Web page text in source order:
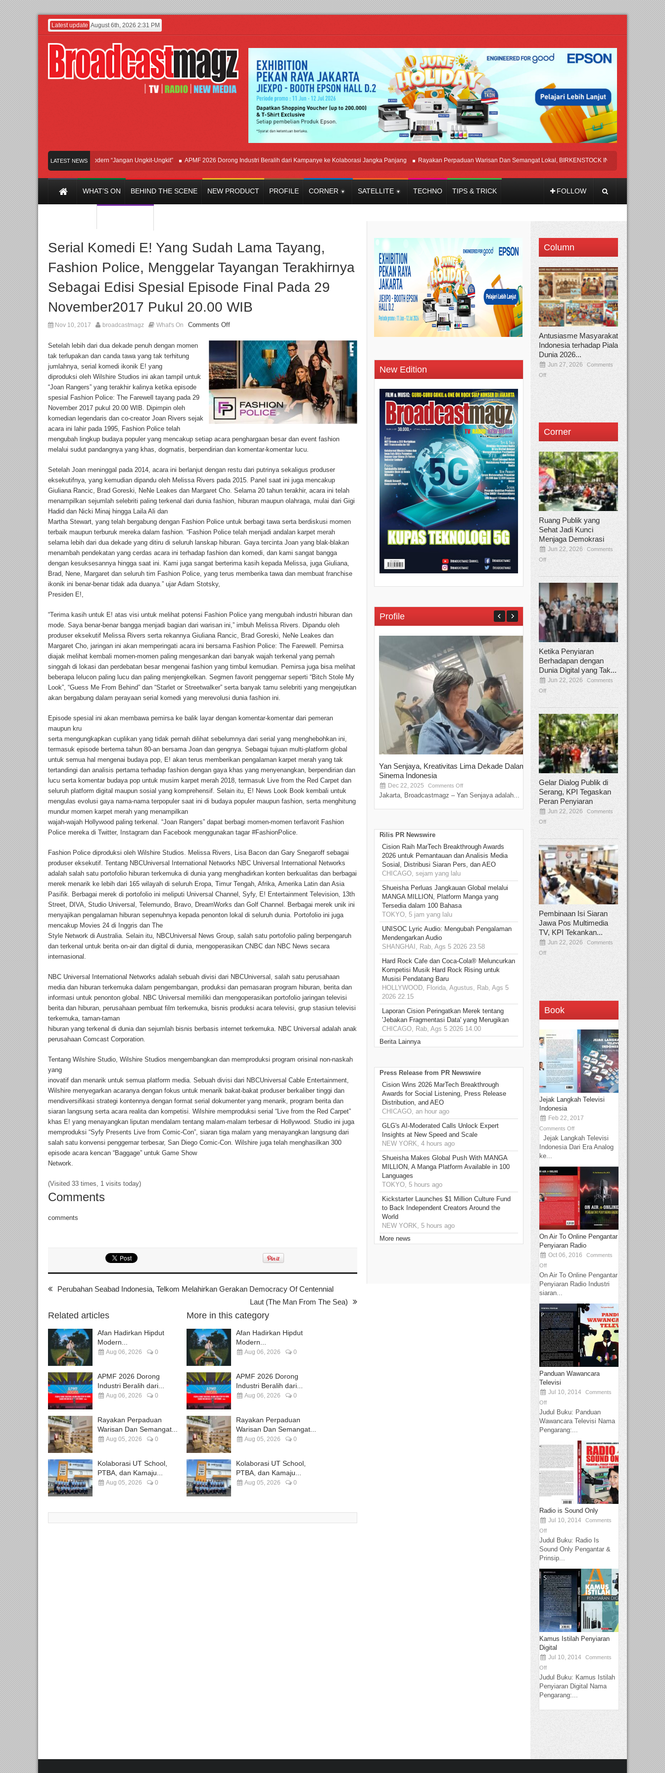
Latest update August 6th, 2026 2:31 PM
LATEST NEWS
Afan Hadirkan Hipdut Modern “Jangan Ungkit-Ungkit” APMF 2026 Dorong Industri Beralih dari Kampanye ke Kolaborasi Jangka Panjang Rayakan Perpaduan Warisan Dan Semangat Lokal, BIRKENSTOCK INDONESIA Membuka Took
WHAT’S ON BEHIND THE SCENE NEW PRODUCT PROFILE CORNER SATELLITE TECHNO TIPS & TRICK FOLLOW
Serial Komedi E! Yang Sudah Lama Tayang,
Fashion Police, Menggelar Tayangan Terakhirnya
Sebagai Edisi Spesial Episode Final Pada 29
November2017 Pukul 20.00 WIB
Nov 10, 2017 broadcastmagz What's On Comments Off
Setelah lebih dari dua dekade penuh dengan momen
tak terlupakan dan canda tawa yang tak terhitung
jumlahnya, serial komedi ikonik E! yang
diproduksi oleh Wilshire Studios ini akan tampil untuk
“Joan Rangers” yang terakhir kalinya ketika episode
spesial Fashion Police: The Farewell tayang pada 29
November 2017 pukul 20.00 WIB. Dipimpin oleh
komedian legendaris dan co-creator Joan Rivers sejak
acara ini lahir pada 1995, Fashion Police telah
mengubah lingkup budaya populer yang mencakup setiap acara penghargaan besar dan event fashion
melalui sudut pandangnya yang khas, dogmatis, berpendirian dan komentar-komentar lucu.
Setelah Joan meninggal pada 2014, acara ini berlanjut dengan restu dari putrinya sekaligus produser
eksekutifnya, yang kemudian dipandu oleh Melissa Rivers pada 2015. Panel saat ini juga mencakup
Giuliana Rancic, Brad Goreski, NeNe Leakes dan Margaret Cho. Selama 20 tahun terakhir, acara ini telah
menampilkan sejumlah selebriti paling terkenal dari dunia fashion, hiburan maupun olahraga, mulai dari Gigi
Hadid dan Nicki Minaj hingga Laila Ali dan
Martha Stewart, yang telah bergabung dengan Fashion Police untuk berbagi tawa serta berdiskusi momen
terbaik maupun terburuk mereka dalam fashion. “Fashion Police telah menjadi andalan karpet merah
selama lebih dari dua dekade yang ditiru di seluruh lanskap hiburan. Gaya tercinta Joan yang blak-blakan
menambah pendekatan yang cerdas acara ini terhadap fashion dan komedi, dan kami sangat bangga
dengan kesuksesannya hingga saat ini. Kami juga sangat berterima kasih kepada Melissa, juga Giuliana,
Brad, Nene, Margaret dan seluruh tim Fashion Police, yang terus memberika tawa dan membuat franchise
ikonik ini benar-benar tidak ada duanya.” ujar Adam Stotsky,
Presiden E!,
“Terima kasih untuk E! atas visi untuk melihat potensi Fashion Police yang mengubah industri hiburan dan
mode. Saya benar-benar bangga menjadi bagian dari warisan ini,” imbuh Melissa Rivers. Dipandu oleh
produser eksekutif Melissa Rivers serta rekannya Giuliana Rancic, Brad Goreski, NeNe Leakes dan
Margaret Cho, jaringan ini akan memperingati acara ini bersama Fashion Police: The Farewell. Pemirsa
diajak melihat kembali momen-momen paling mengesankan dari banyak wajah terkenal yang pernah
singgah di lokasi dan perdebatan besar mengenai fashion yang timbul kemudian. Pemirsa juga bisa melihat
beberapa lelucon paling lucu dan paling menjengkelkan. Segmen favorit penggemar seperti “Bitch Stole My
Look”, “Guess Me From Behind” dan “Starlet or Streetwalker” serta banyak tamu selebriti yang mengejutkan
akan bergabung dalam perayaan serial komedi yang merevolusi dunia fashion ini.
Episode spesial ini akan membawa pemirsa ke balik layar dengan komentar-komentar dari pemeran
maupun kru
serta mengungkapkan cuplikan yang tidak pernah dilihat sebelumnya dari serial yang menghebohkan ini,
termasuk episode bertema tahun 80-an bersama Joan dan gengnya. Sebagai tujuan multi-platform global
untuk semua hal mengenai budaya pop, E! akan terus memberikan pengalaman karpet merah yang tak
tertandingi dan analisis pertama terhadap fashion dengan gaya khas yang menyenangkan, berpendirian dan
lucu serta komentar budaya pop untuk musim karpet merah 2018, termasuk Live from the Red Carpet dan
seluruh platform digital maupun sosial yang komprehensif. Selain itu, E! News Look Book kembali untuk
mengulas evolusi gaya nama-nama terpopuler saat ini di budaya populer maupun fashion, serta menghitung
mundur momen karpet merah yang menampilkan
wajah-wajah Hollywood paling terkenal. “Joan Rangers” dapat berbagi momen-momen terfavorit Fashion
Police mereka di Twitter, Instagram dan Facebook menggunakan tagar #FashionPolice.
Fashion Police diproduksi oleh Wilshire Studios. Melissa Rivers, Lisa Bacon dan Gary Snegaroff sebagai
produser eksekutif. Tentang NBCUniversal International Networks NBC Universal International Networks
adalah salah satu portofolio hiburan terkemuka di dunia yang menghadirkan konten berkualitas dan berbagai
merek menarik ke lebih dari 165 wilayah di seluruh Eropa, Timur Tengah, Afrika, Amerika Latin dan Asia
Pasifik. Berbagai merek di portofolio ini meliputi Universal Channel, Syfy, E! Entertainment Television, 13th
Street, DIVA, Studio Universal, Telemundo, Bravo, DreamWorks dan Golf Channel. Berbagai merek unik ini
menyajikan pengalaman hiburan sepenuhnya kepada penonton lokal di seluruh dunia. Portofolio ini juga
mencakup Movies 24 di Inggris dan The
Style Network di Australia. Selain itu, NBCUniversal News Group, salah satu portofolio paling berpengaruh
dan terkenal untuk berita on-air dan digital di dunia, mengoperasikan CNBC dan NBC News secara
internasional.
NBC Universal International Networks adalah sebuah divisi dari NBCUniversal, salah satu perusahaan
media dan hiburan terkemuka dalam pengembangan, produksi dan pemasaran program hiburan, berita dan
informasi untuk penonton global. NBC Universal memiliki dan mengoperasikan portofolio jaringan televisi
berita dan hiburan, perusahaan pembuat film terkemuka, bisnis produksi acara televisi, grup stasiun televisi
terkemuka, taman-taman
hiburan yang terkenal di dunia dan sejumlah bisnis berbasis internet terkemuka. NBC Universal adalah anak
perusahaan Comcast Corporation.
Tentang Wilshire Studio, Wilshire Studios mengembangkan dan memproduksi program orisinal non-naskah
yang
inovatif dan menarik untuk semua platform media. Sebuah divisi dari NBCUniversal Cable Entertainment,
Wilshire menyegarkan acaranya dengan fokus untuk menarik bakat-bakat produser berkaliber tinggi dan
mendiversifikasi strategi kontennya dengan format serial dokumenter yang menarik, program berita dan
siaran langsung serta acara realita dan kompetisi. Wilshire memproduksi serial “Live from the Red Carpet”
khas E! yang menayangkan liputan mendalam tentang malam-malam terbesar di Hollywood. Studio ini juga
memproduksi “Syfy Presents Live from Comic-Con”, siaran tiga malam yang menayangkan langsung dari
salah satu konvensi penggemar terbesar, San Diego Comic-Con. Wilshire juga telah menghasilkan 300
episode acara kencan “Baggage” untuk Game Show
Network.
(Visited 33 times, 1 visits today)
Comments
comments
Perubahan Seabad Indonesia, Telkom Melahirkan Gerakan Democracy Of Centennial
Laut (The Man From The Sea)
Related articles
Afan Hadirkan Hipdut
Modern...
Aug 06, 2026 0
APMF 2026 Dorong
Industri Beralih dari...
Aug 06, 2026 0
Rayakan Perpaduan
Warisan Dan Semangat...
Aug 05, 2026 0
Kolaborasi UT School,
PTBA, dan Kamaju...
Aug 05, 2026 0
More in this category
Afan Hadirkan Hipdut
Modern...
Aug 06, 2026 0
APMF 2026 Dorong
Industri Beralih dari...
Aug 06, 2026 0
Rayakan Perpaduan
Warisan Dan Semangat...
Aug 05, 2026 0
Kolaborasi UT School,
PTBA, dan Kamaju...
Aug 05, 2026 0
New Edition
Profile
Yan Senjaya, Kreativitas Lima Dekade Dalam
Sinema Indonesia
Dec 22, 2025 Comments Off
Jakarta, Broadcastmagz – Yan Senjaya adalah...
Tamee Irelly Menjadi Juri Open
Film Terbaru...
Sep 08, 2025 Comments Off
Bekasi, Broadcastmagz – Dalam upaya
talenta...
Rilis PR Newswire
Cision Raih MarTech Breakthrough Awards
2026 untuk Pemantauan dan Analisis Media
Sosial, Distribusi Siaran Pers, dan AEO
CHICAGO, sejam yang lalu
Shueisha Perluas Jangkauan Global melalui
MANGA MILLION, Platform Manga yang
Tersedia dalam 100 Bahasa
TOKYO, 5 jam yang lalu
UNISOC Lyric Audio: Mengubah Pengalaman
Mendengarkan Audio
SHANGHAI, Rab, Ags 5 2026 23.58
Hard Rock Cafe dan Coca-Cola® Meluncurkan
Kompetisi Musik Hard Rock Rising untuk
Musisi Pendatang Baru
HOLLYWOOD, Florida, Agustus, Rab, Ags 5
2026 22.15
Laporan Cision Peringatkan Merek tentang
'Jebakan Fragmentasi Data' yang Merugikan
CHICAGO, Rab, Ags 5 2026 14.00
Berita Lainnya
Press Release from PR Newswire
Cision Wins 2026 MarTech Breakthrough
Awards for Social Listening, Press Release
Distribution, and AEO
CHICAGO, an hour ago
GLG's AI-Moderated Calls Unlock Expert
Insights at New Speed and Scale
NEW YORK, 4 hours ago
Shueisha Makes Global Push With MANGA
MILLION, A Manga Platform Available in 100
Languages
TOKYO, 5 hours ago
Kickstarter Launches $1 Million Culture Fund
to Back Independent Creators Around the
World
NEW YORK, 5 hours ago
More news
Column
Antusiasme Masyarakat
Indonesia terhadap Piala
Dunia 2026...
Jun 27, 2026
Comments
Off
Corner
Ruang Publik yang
Sehat Jadi Kunci
Menjaga Demokrasi
Jun 22, 2026
Comments
Off
Ketika Penyiaran
Berhadapan dengan
Dunia Digital yang Tak...
Jun 22, 2026
Comments
Off
Gelar Dialog Publik di
Serang, KPI Tegaskan
Peran Penyiaran
Jun 22, 2026
Comments
Off
Pembinaan Isi Siaran
Jawa Pos Multimedia
TV, KPI Tekankan...
Jun 22, 2026
Comments
Off
Book
Jejak Langkah Televisi
Indonesia
Feb 22, 2017
Comments Off
Jejak Langkah Televisi
Indonesia Dari Era Analog
ke...
On Air To Online Pengantar
Penyiaran Radio
Oct 06, 2016
Comments
Off
On Air To Online Pengantar
Penyiaran Radio Industri
siaran...
Panduan Wawancara
Televisi
Jul 10, 2014
Comments
Off
Judul Buku: Panduan
Wawancara Televisi Nama
Pengarang:...
Radio is Sound Only
Jul 10, 2014
Comments
Off
Judul Buku: Radio Is
Sound Only Pengantar &
Prinsip...
Kamus Istilah Penyiaran
Digital
Jul 10, 2014
Comments
Off
Judul Buku: Kamus Istilah
Penyiaran Digital Nama
Pengarang:...